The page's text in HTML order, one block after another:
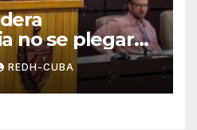
no se plegará
Rodríguez
REDH-CUBA